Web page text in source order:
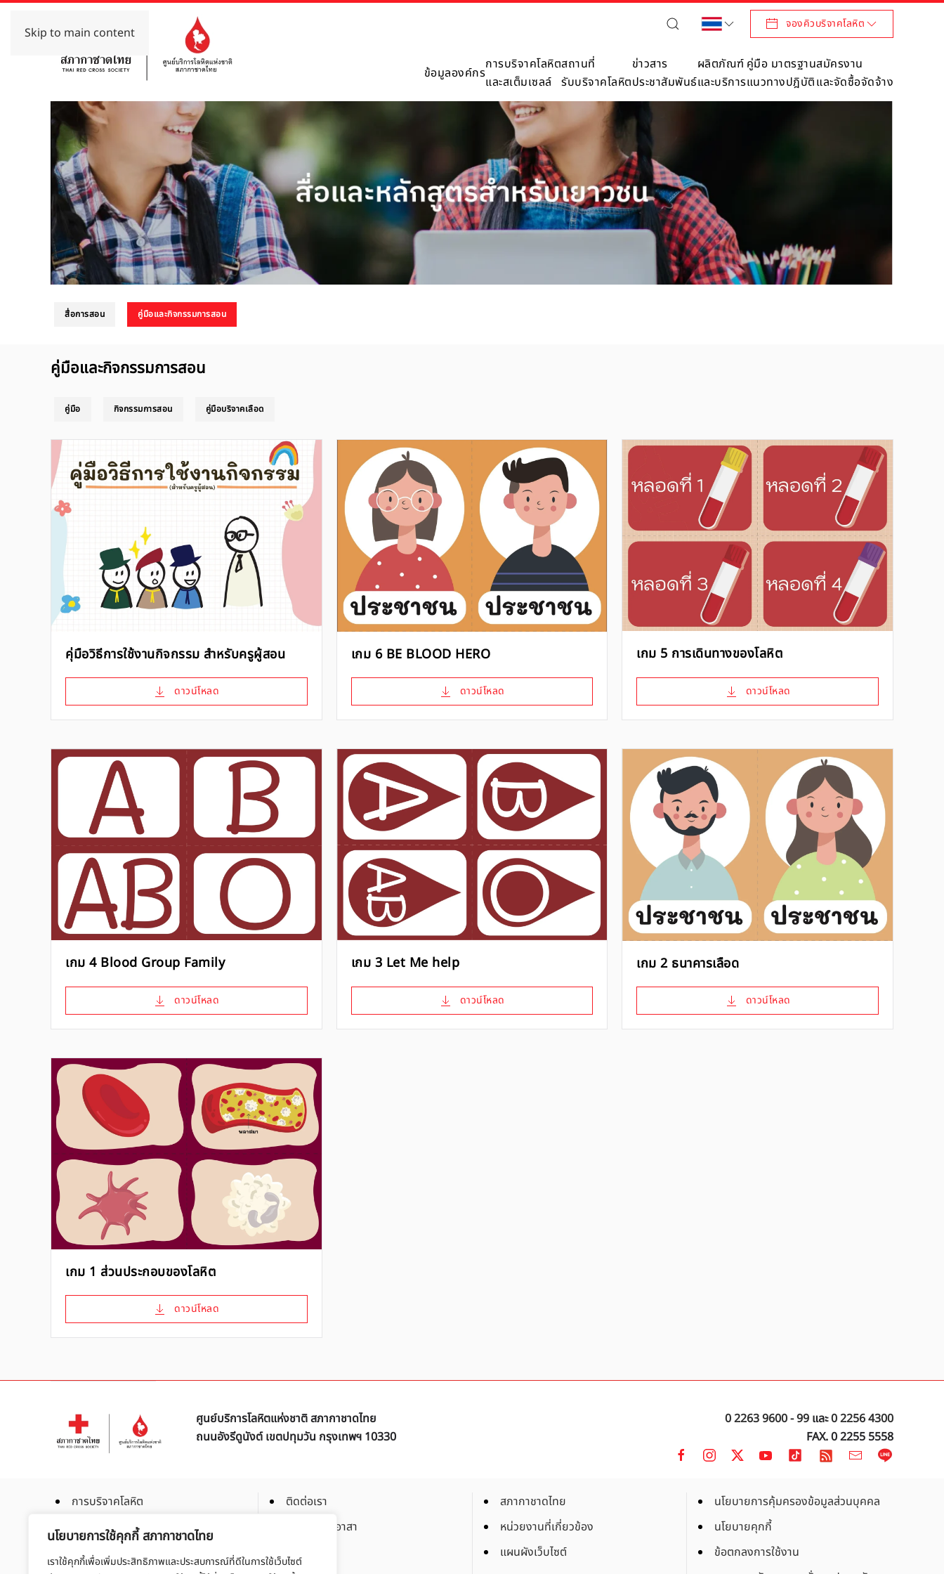
นโยบายการใช้คุกกี้ สภากาชาดไทย
เราใช้คุกกี้เพื่อเพิ่มประสิทธิภาพและประสบการณ์ที่ดีในการใช้เว็บไซต์
Skip to main content
จองคิวบริจาคโลหิต
ข้อมูลองค์กร
การบริจาคโลหิต
และสเต็มเซลล์
สถานที่
รับบริจาคโลหิต
ข่าวสาร
ประชาสัมพันธ์
ผลิตภัณฑ์
และบริการ
คู่มือ มาตรฐาน
แนวทางปฎิบัติ
สมัครงาน
และจัดซื้อจัดจ้าง
สื่อการสอน คู่มือและกิจกรรมการสอน
คู่มือและกิจกรรมการสอน
คู่มือ กิจกรรมการสอน คู่มือบริจาคเลือด
คุ่มือวิธีการใช้งานกิจกรรม สำหรับครูผู้สอน
ดาวน์โหลด
เกม 6 BE BLOOD HERO
ดาวน์โหลด
เกม 5 การเดินทางของโลหิต
ดาวน์โหลด
เกม 4 Blood Group Family
ดาวน์โหลด
เกม 3 Let Me help
ดาวน์โหลด
เกม 2 ธนาคารเลือด
ดาวน์โหลด
เกม 1 ส่วนประกอบของโลหิต
ดาวน์โหลด
ศูนย์บริการโลหิตแห่งชาติ สภากาชาดไทย
ถนนอังรีดูนังต์ เขตปทุมวัน กรุงเทพฯ 10330
0 2263 9600 - 99 และ0 2256 4300
FAX. 0 2255 5558
การบริจาคโลหิต
การบริจาคโลหิตเฉพาะส่วน
การบริจาคสเต็มเซลล์
ติดต่อเรา
ร่วมเป็นจิตอาสา
สมัครงาน
สภากาชาดไทย
หน่วยงานที่เกี่ยวข้อง
แผนผังเว็บไซต์
นโยบายการคุ้มครองข้อมูลส่วนบุคคล
นโยบายคุกกี้
ข้อตกลงการใช้งาน